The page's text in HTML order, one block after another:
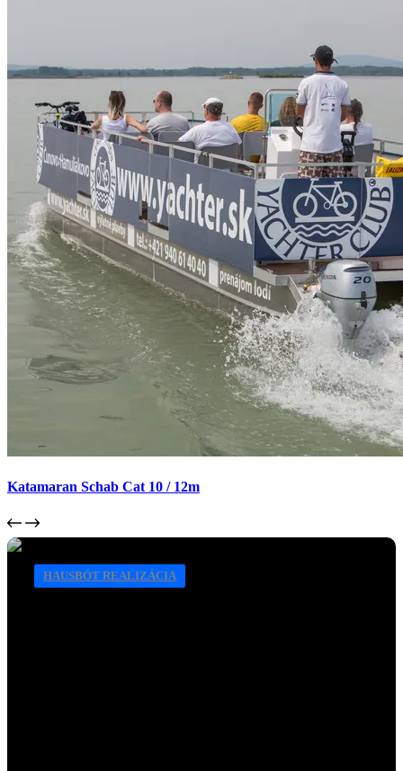
Katamaran Schab Cat 10 / 12m
HAUSBÓT REALIZÁCIA